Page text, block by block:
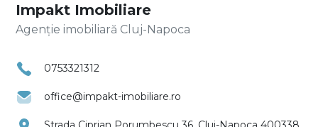
Impakt Imobiliare
Agenție imobiliară Cluj-Napoca
0753321312
office@impakt-imobiliare.ro